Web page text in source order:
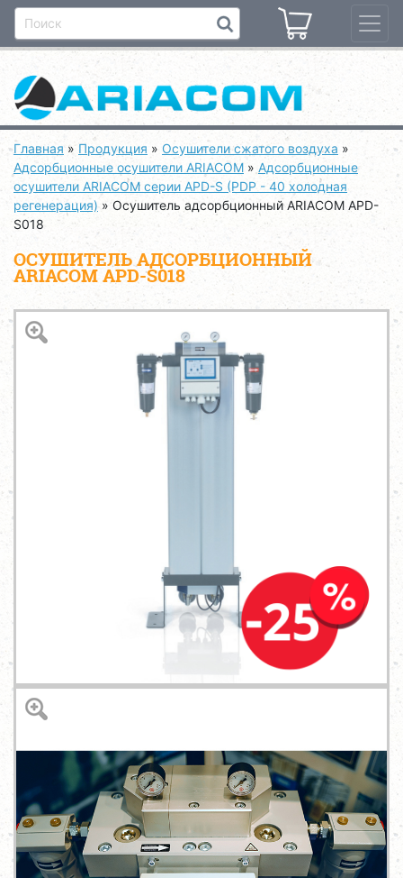
Главная » Продукция » Осушители сжатого воздуха »
Адсорбционные осушители ARIACOM » Адсорбционные
осушители ARIACOM серии APD-S (PDP - 40 холодная
регенерация) » Осушитель адсорбционный ARIACOM APD-
S018
ОСУШИТЕЛЬ АДСОРБЦИОННЫЙ
ARIACOM APD-S018